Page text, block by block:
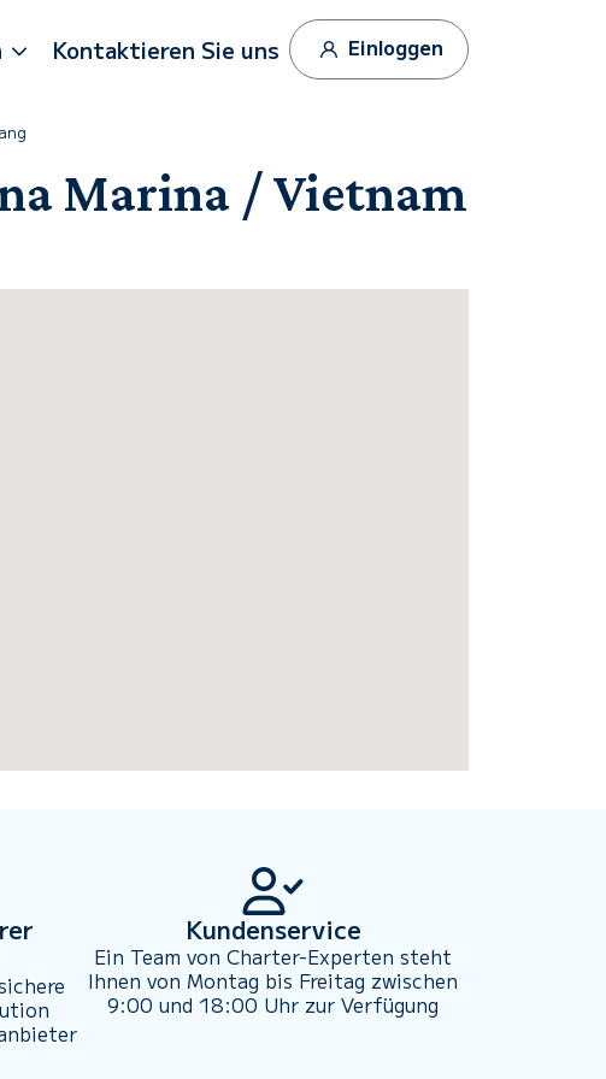
Kontaktieren Sie uns Einloggen
Marina / Vietnam
Kundenservice
Ein Team von Charter-Experten steht
Ihnen von Montag bis Freitag zwischen
9:00 und 18:00 Uhr zur Verfügung